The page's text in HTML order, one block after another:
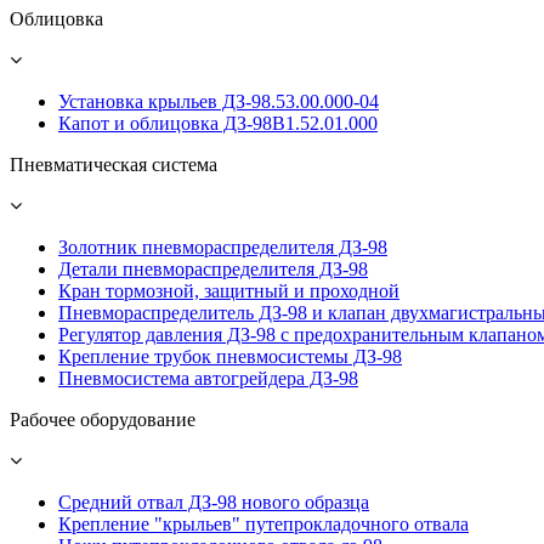
Облицовка
Установка крыльев ДЗ-98.53.00.000-04
Капот и облицовка ДЗ-98В1.52.01.000
Пневматическая система
Золотник пневмораспределителя ДЗ-98
Детали пневмораспределителя ДЗ-98
Кран тормозной, защитный и проходной
Пневмораспределитель ДЗ-98 и клапан
Регулятор давления ДЗ-98 с предохранительным
Крепление трубок пневмосистемы ДЗ-98
Пневмосистема автогрейдера ДЗ-98
Рабочее оборудование
Средний отвал ДЗ-98 нового образца
Крепление "крыльев" путепрокладочного отвала